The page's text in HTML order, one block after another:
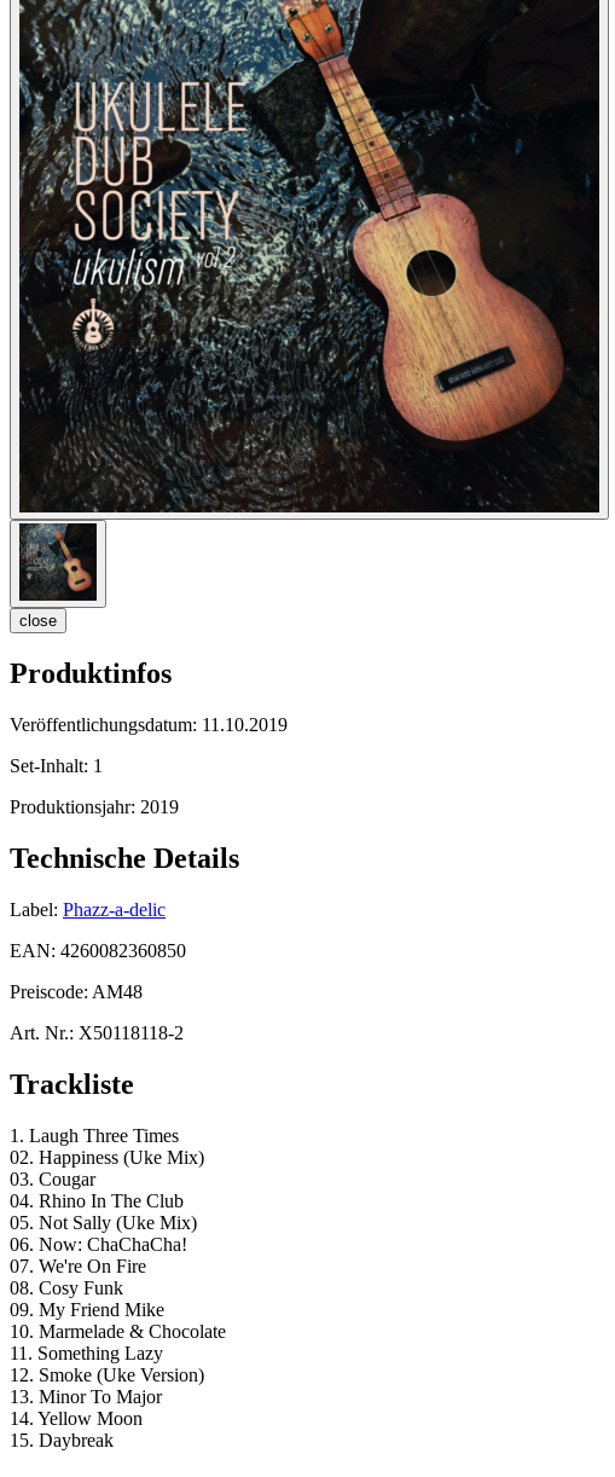
close
Produktinfos
Veröffentlichungsdatum: 11.10.2019
Set-Inhalt: 1
Produktionsjahr: 2019
Technische Details
Label: Phazz-a-delic
EAN: 4260082360850
Preiscode: AM48
Art. Nr.: X50118118-2
Trackliste
1. Laugh Three Times
02. Happiness (Uke Mix)
03. Cougar
04. Rhino In The Club
05. Not Sally (Uke Mix)
06. Now: ChaChaCha!
07. We're On Fire
08. Cosy Funk
09. My Friend Mike
10. Marmelade & Chocolate
11. Something Lazy
12. Smoke (Uke Version)
13. Minor To Major
14. Yellow Moon
15. Daybreak